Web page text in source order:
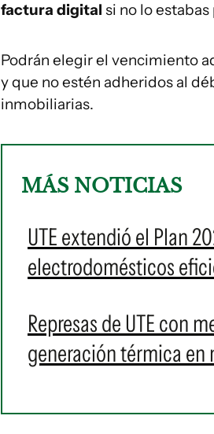
factura digital si no lo
Podrán elegir el vencimiento
y que no estén adheridos al
inmobiliarias.
MÁS NOTICIAS
UTE extendió el Plan
electrodomésticos
Represas de UTE con
generación térmica